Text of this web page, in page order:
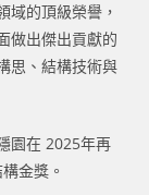
域的頂級榮譽，
做出傑出貢獻的
思、結構技術與
園在 2025年再
金獎。